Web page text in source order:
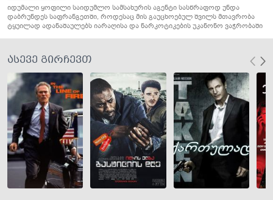
იდუმალი ყოფილი საიდუმლო სამსახურის აგენტი სასწრაფოდ უნდა
დაბრუნდეს საფრანგეთში, როდესაც მის გაუცხოებულ შვილს მთავრობა
ტყუილად ადანაშაულებს იარაღისა და ნარკოტიკების უკანონო ვაჭრობაში
ასევე გირჩევთ